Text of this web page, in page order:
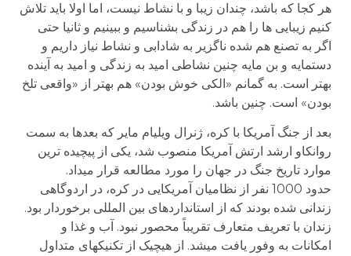
هر کجا که باشد، چندان زیبا و با نشاط نیست، اما اولا باید تلاش
کنیم زیبایی ها را هم در زندگی بشناسیم و ببینیم و ثانیا حتی
اگر به تصنع هم شده ناگزیر به شادابی و نشاط نیاز داریم و
دستمایه و بن مایه چنین نشاطی امید به زندگی و امید به آینده
بهتر است. به گمانم «الکی خوش بودن» هم بهتر از «واقعی تلخ
بودن» است. چنین باشد.
بعد از جنگ آمریکا با کره، ژنرال ویلیام مایر که بعدها به سمت
روانکاو ارشد ارتش آمریکا منصوب شد، یکی از پیچیده ترین
موارد تاریخ جنگ در جهان را مورد مطالعه قرار میداد.
حدود 1000 نفر از نظامیان آمریکایی در کره، در اردوگاهی
زندانی شده بودند که از استانداردهای بین المللی برخوردار بود.
زندان با تعریف متعارف تقریباً محصور نبود. آب و غذا و
امکانات به وفور یافت میشد. از هیچیک از تکنیکهای متداول